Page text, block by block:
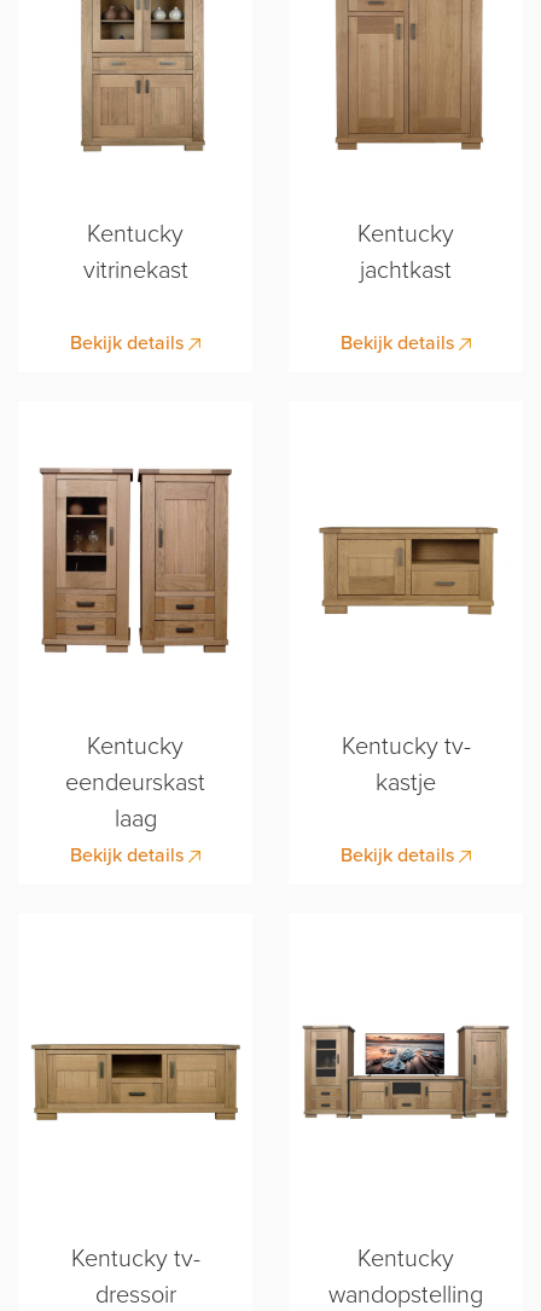
Kentucky
vitrinekast
Bekijk details
Kentucky
jachtkast
Bekijk details
Kentucky
eendeurskast
laag
Bekijk details
Kentucky tv-
kastje
Bekijk details
Kentucky tv-
dressoir
Kentucky
wandopstelling